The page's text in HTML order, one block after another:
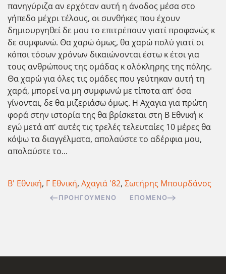
πανηγύριζα αν ερχόταν αυτή η άνοδος μέσα στο
γήπεδο μέχρι τέλους, οι συνθήκες που έχουν
δημιουργηθεί δε μου το επιτρέπουν γιατί προφανώς κ
δε συμφωνώ. Θα χαρώ όμως, θα χαρώ πολύ γιατί οι
κόποι τόσων χρόνων δικαιώνονται έστω κ έτσι για
τους ανθρώπους της ομάδας κ ολόκληρης της πόλης.
Θα χαρώ για όλες τις ομάδες που γεύτηκαν αυτή τη
χαρά, μπορεί να μη συμφωνώ με τίποτα απ' όσα
γίνονται, δε θα μιζεριάσω όμως. Η Αχαγια για πρώτη
φορά στην ιστορία της θα βρίσκεται στη Β Εθνική κ
εγώ μετά απ' αυτές τις τρελές τελευταίες 10 μέρες θα
κόψω τα διαγγέλματα, απολαύστε το αδέρφια μου,
απολαύστε το...
Β' Εθνική, Γ Εθνική, Αχαγιά '82, Σωτήρης Μπουρδάνος
ΠΡΟΗΓΟΎΜΕΝΟ ΕΠΌΜΕΝΟ